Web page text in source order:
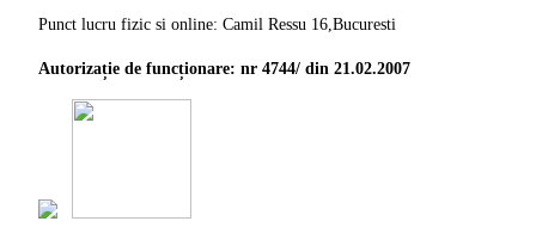
Punct lucru fizic si online: Camil Ressu 16,Bucuresti
Autorizație de funcționare: nr 4744/ din 21.02.2007